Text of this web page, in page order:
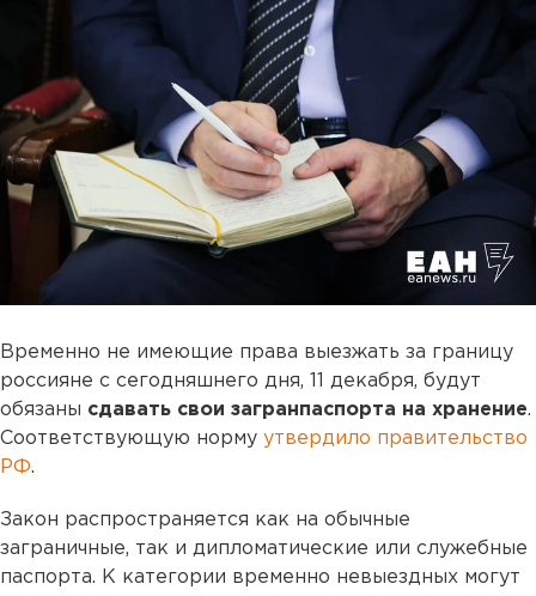
Временно не имеющие права выезжать за границу
россияне с сегодняшнего дня, 11 декабря, будут
обязаны сдавать свои загранпаспорта на хранение.
Соответствующую норму утвердило правительство
РФ.
Закон распространяется как на обычные
заграничные, так и дипломатические или служебные
паспорта. К категории временно невыездных могут